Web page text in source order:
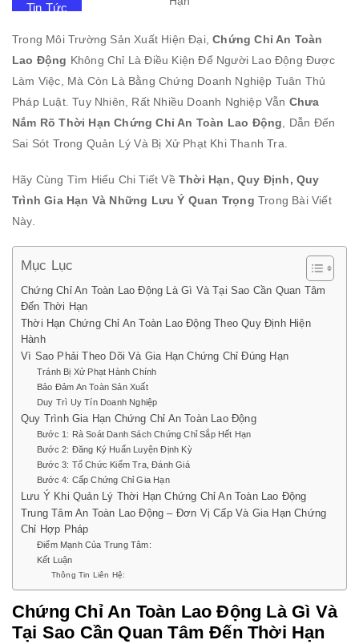
Tin Tức
Trong Môi Trường Sản Xuất Hiện Đại,Chứng Chỉ An Toàn
Lao Động Không Chỉ Là Điều Kiện Để Người Lao Động Được
Làm Việc, Mà Còn Là Bằng Chứng Doanh Nghiệp Tuân Thủ
Pháp Luật. Tuy Nhiên, Rất Nhiều Doanh Nghiệp Vẫn Chưa
Nắm Rõ Thời Hạn Chứng Chỉ An Toàn Lao Động , Dẫn Đến
Sai Sót Trong Quản Lý Và Bị Xử Phạt Khi Thanh Tra.
Hãy Cùng Tìm Hiểu Chi Tiết Về Thời Hạn, Quy Định, Quy
Trình Gia Hạn Và Những Lưu Ý Quan Trọng Trong Bài Viết
Này.
Mục Lục
Chứng Chỉ An Toàn Lao Động Là Gì Và Tại Sao Cần Quan Tâm
Đến Thời Hạn
Thời Hạn Chứng Chỉ An Toàn Lao Động Theo Quy Định Hiện
Hành
Vì Sao Phải Theo Dõi Và Gia Hạn Chứng Chỉ Đúng Hạn
Tránh Bị Xử Phạt Hành Chính
Bảo Đảm An Toàn Sản Xuất
Duy Trì Uy Tín Doanh Nghiệp
Quy Trình Gia Hạn Chứng Chỉ An Toàn Lao Động
Bước 1: Rà Soát Danh Sách Chứng Chỉ Sắp Hết Hạn
Bước 2: Đăng Ký Huấn Luyện Định Kỳ
Bước 3: Tổ Chức Kiểm Tra, Đánh Giá
Bước 4: Cấp Chứng Chỉ Gia Hạn
Lưu Ý Khi Quản Lý Thời Hạn Chứng Chỉ An Toàn Lao Động
Trung Tâm An Toàn Lao Động – Đơn Vị Cấp Và Gia Hạn Chứng
Chỉ Hợp Pháp
Điểm Mạnh Của Trung Tâm:
Kết Luận
Thông Tin Liên Hệ:
Chứng Chỉ An Toàn Lao Động Là Gì Và
Tại Sao Cần Quan Tâm Đến Thời Hạn